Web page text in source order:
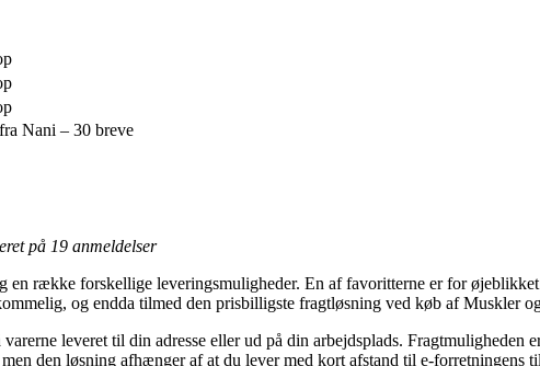
Nani – 30 breve
på 19 anmeldelser
en række forskellige leveringsmuligheder. En af favoritterne er for
og endda tilmed den prisbilligste fragtløsning ved køb af Muskler
leveret til din adresse eller ud på din arbejdsplads.
den løsning afhænger af at du lever med kort afstand til e-forretningens